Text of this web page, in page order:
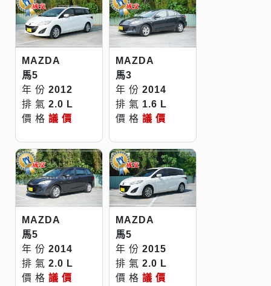
MAZDA
馬5
年 份 2012
排 氣 2.0 L
價 格 議 價
MAZDA
馬3
年 份 2014
排 氣 1.6 L
價 格 議 價
MAZDA
馬5
年 份 2014
排 氣 2.0 L
價 格 議 價
MAZDA
馬5
年 份 2015
排 氣 2.0 L
價 格 議 價